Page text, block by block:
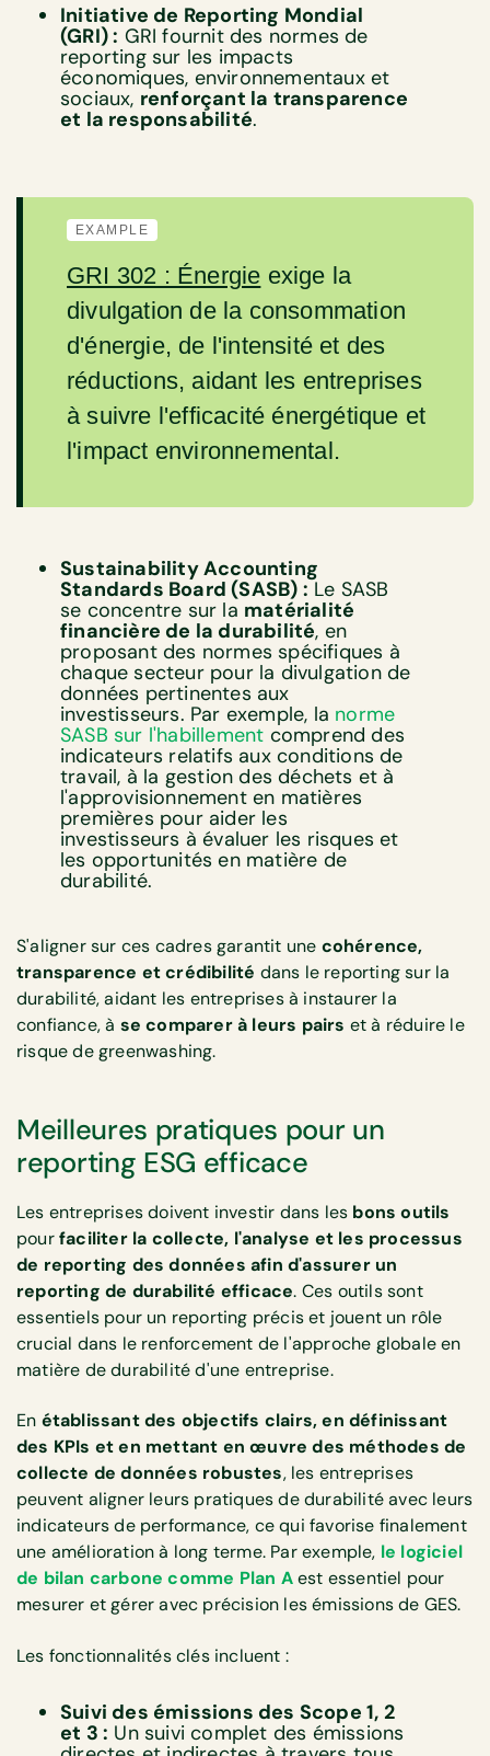
Initiative de Reporting Mondial
(GRI) : GRI fournit des normes de
reporting sur les impacts
économiques, environnementaux et
sociaux, renforçant la transparence
et la responsabilité.
EXAMPLE
GRI 302 : Énergie exige la
divulgation de la consommation
d'énergie, de l'intensité et des
réductions, aidant les entreprises
à suivre l'efficacité énergétique et
l'impact environnemental.
Sustainability Accounting
Standards Board (SASB) :Le SASB
se concentre sur la matérialité
financière de la durabilité, en
proposant des normes spécifiques à
chaque secteur pour la divulgation de
données pertinentes aux
investisseurs. Par exemple, la norme
SASB sur l'habillement comprend des
indicateurs relatifs aux conditions de
travail, à la gestion des déchets et à
l'approvisionnement en matières
premières pour aider les
investisseurs à évaluer les risques et
les opportunités en matière de
durabilité.
S'aligner sur ces cadres garantit une cohérence,
transparence et crédibilité dans le reporting sur la
durabilité, aidant les entreprises à instaurer la
confiance, à se comparer à leurs pairs et à réduire le
risque de greenwashing.
Meilleures pratiques pour un
reporting ESG efficace
Les entreprises doivent investir dans les bons outils
pourfaciliter la collecte, l'analyse et les processus
de reporting des données afin d'assurer un
reporting de durabilité efficace. Ces outils sont
essentiels pour un reporting précis et jouent un rôle
crucial dans le renforcement de l'approche globale en
matière de durabilité d'une entreprise.
En établissant des objectifs clairs, en définissant
des KPIs et en mettant en œuvre des méthodes de
collecte de données robustes, les entreprises
peuvent aligner leurs pratiques de durabilité avec leurs
indicateurs de performance, ce qui favorise finalement
une amélioration à long terme. Par exemple, le logiciel
de bilan carbone comme Plan Aest essentiel pour
mesurer et gérer avec précision les émissions de GES.
Les fonctionnalités clés incluent :
Suivi des émissions des Scope 1, 2
et 3 : Un suivi complet des émissions